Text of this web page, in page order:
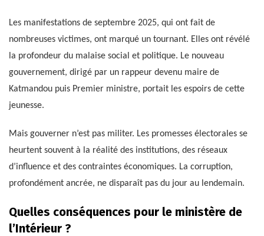
Les manifestations de septembre 2025, qui ont fait de
nombreuses victimes, ont marqué un tournant. Elles ont révélé
la profondeur du malaise social et politique. Le nouveau
gouvernement, dirigé par un rappeur devenu maire de
Katmandou puis Premier ministre, portait les espoirs de cette
jeunesse.
Mais gouverner n’est pas militer. Les promesses électorales se
heurtent souvent à la réalité des institutions, des réseaux
d’influence et des contraintes économiques. La corruption,
profondément ancrée, ne disparaît pas du jour au lendemain.
Quelles conséquences pour le ministère de
l’Intérieur ?